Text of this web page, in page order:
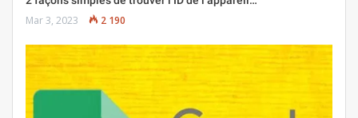
Mar 3, 2023 2 190